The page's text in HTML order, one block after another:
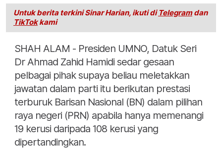
Untuk berita terkini Sinar Harian, ikuti di Telegramdan
TikTokkami
SHAH ALAM - Presiden UMNO, Datuk Seri
Dr Ahmad Zahid Hamidi sedar gesaan
pelbagai pihak supaya beliau meletakkan
jawatan dalam parti itu berikutan prestasi
terburuk Barisan Nasional (BN) dalam pilihan
raya negeri (PRN) apabila hanya memenangi
19 kerusi daripada 108 kerusi yang
dipertandingkan.